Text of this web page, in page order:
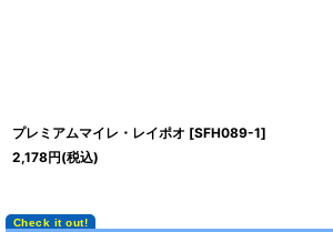
プレミアムマイレ・レイポオ [SFH089-1]
2,178円(税込)